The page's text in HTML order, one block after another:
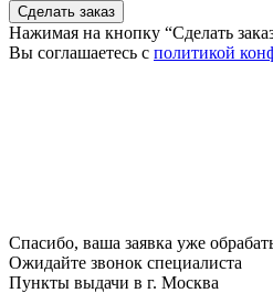
Сделать заказ
Нажимая на кнопку “Сделать
Вы соглашаетесь с политикой
Спасибо, ваша заявка уже
Ожидайте звонок специалиста
Пункты выдачи в г. Москва